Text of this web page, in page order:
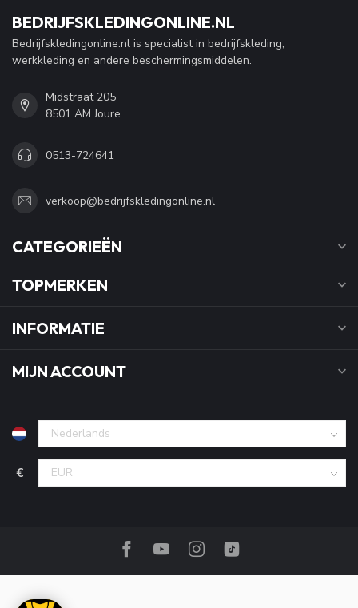
BEDRIJFSKLEDINGONLINE.NL
Bedrijfskledingonline.nl is specialist in bedrijfskleding,
werkkleding en andere beschermingsmiddelen.
Midstraat 205
8501 AM Joure
0513-724641
verkoop@bedrijfskledingonline.nl
CATEGORIEËN
TOPMERKEN
INFORMATIE
MIJN ACCOUNT
€